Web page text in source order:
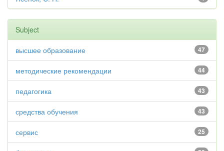
Subject
47
высшее образование
44
методические рекомендации
43
педагогика
43
средства обучения
25
сервис